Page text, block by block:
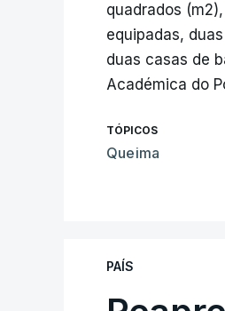
quadrados
equipadas,
duas casas de
Académica do
TÓPICOS
Queima
PAÍS